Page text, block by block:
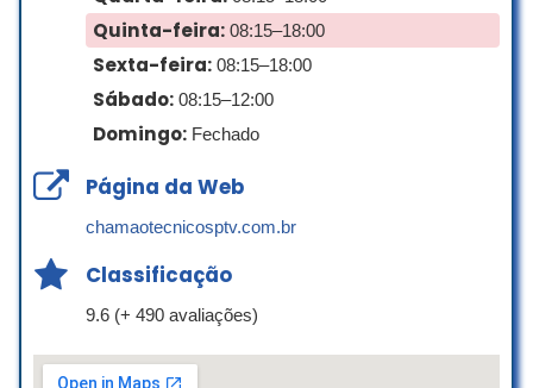
de garçom, deixa a desejar
Ligia Tayar
Não conhecia, fui tirar fotos para um
aniversário infantil e fiquei encantado
com o lugar. Excelente, equipe de
dos brinquedos. Estacionamento
interno, tudo impecável!
EDSON SIMMEL
Quinta-feira: 08:15–18:00
Sexta-feira: 08:15–18:00
Sábado: 08:15–12:00
Domingo: Fechado
Página da Web
chamaotecnicosptv.com.br
Classificação
9.6 (+ 490 avaliações)